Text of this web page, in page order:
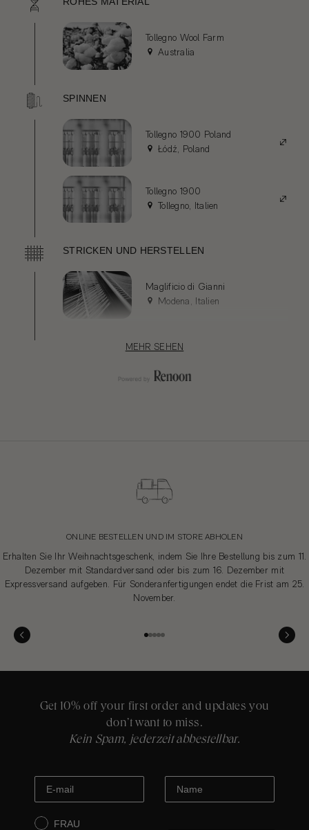
Tollegno Wool Farm
Australia
SPINNEN
Tollegno 1900 Poland
Łódź, Poland
Tollegno 1900
Tollegno, Italien
STRICKEN UND HERSTELLEN
Maglificio di Gianni
Modena, Italien
VERKLEIDUNGEN UND KOMPONENTEN
Gladiotex
Modena, Italien
Tomasi Master
Warsaw, Poland
Varese, Italien
MEHR SEHEN
ONLINE BESTELLEN UND IM STORE ABHOLEN
Erhalten Sie Ihr Weihnachtsgeschenk, indem Sie Ihre Bestellung bis zum 11.
Dezember mit Standardversand oder bis zum 16. Dezember mit
Expressversand aufgeben. Für Sonderanfertigungen endet die Frist am 25.
November.
Gehe zu Element 1
Gehe zu Element 2
Gehe zu Element 3
Gehe zu Element 4
Gehe zu Element 5
Get 10% off your first order and updates you
don’t want to miss.
Kein Spam, jederzeit abbestellbar.
FRAU